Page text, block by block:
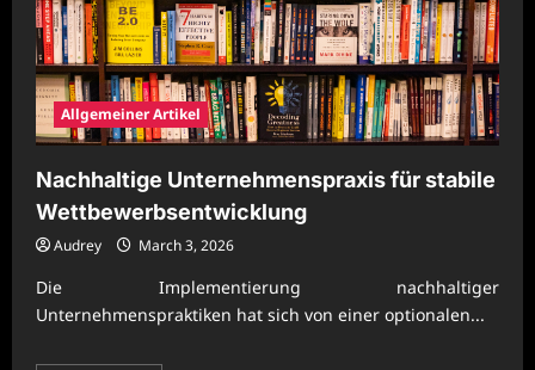
Allgemeiner Artikel
Nachhaltige Unternehmenspraxis für stabile
Wettbewerbsentwicklung
Audrey March 3, 2026
Die Implementierung nachhaltiger
Unternehmenspraktiken hat sich von einer optionalen...